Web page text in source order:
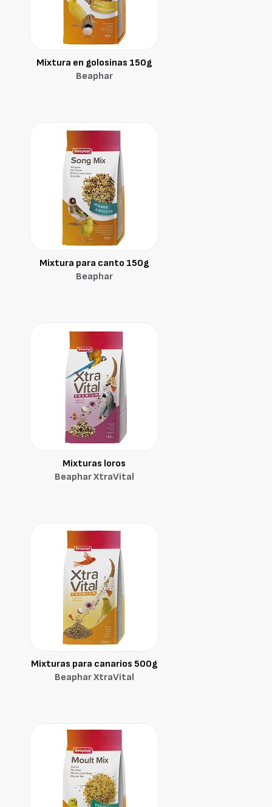
Mixtura en golosinas 150g
Beaphar
Mixtura para canto 150g
Beaphar
Mixturas loros
Beaphar XtraVital
Mixturas para canarios 500g
Beaphar XtraVital